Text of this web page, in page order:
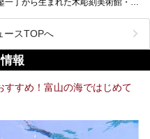
ます！
魅力的な観光スポットがたくさんあ
ーベルジュ＆温泉ウェルネススパ
泊まって、歴史の旅にお出かけし
ースTOPへ
報
すすめ！富山の海ではじめて